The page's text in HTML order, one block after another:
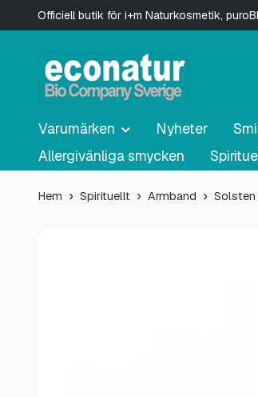
Officiell butik för i+m Naturkosmetik,
Varumärken Nyheter
Allergivänliga smycken
Hem Spirituellt Armband Solsten